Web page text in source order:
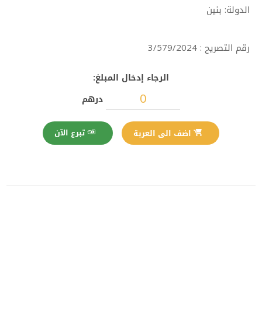
الدولة: بنين
رقم التصريح : 3/579/2024
الرجاء إدخال المبلغ:
درهم